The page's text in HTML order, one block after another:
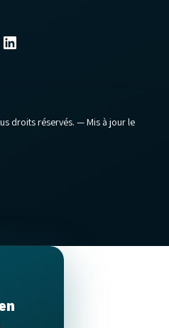
droits réservés. — Mis à jour le